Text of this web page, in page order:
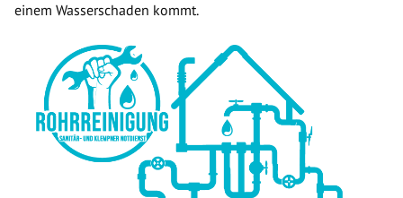
einem Wasserschaden kommt.